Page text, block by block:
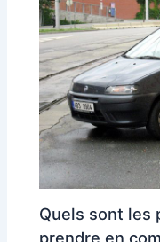
Quels sont les
prendre en